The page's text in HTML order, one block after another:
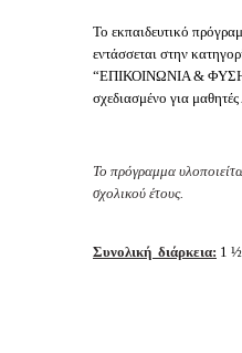
Το εκπαιδευτικό
εντάσσεται στην
“ΕΠΙΚΟΙΝΩΝΙΑ & ΦΥΣΗ”
σχεδιασμένο για μαθητές
Το πρόγραμμα
σχολικού έτους.
Συνολική διάρκεια: 1